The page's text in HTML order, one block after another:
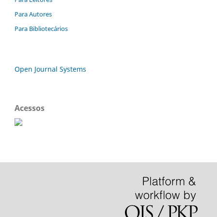
Para Autores
Para Bibliotecários
Open Journal Systems
Acessos